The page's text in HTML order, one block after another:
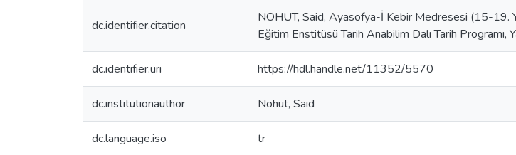
dc.identifier.citation
NOHUT, Said, Ayasofya-İ Kebir Medresesi (15-19.
Eğitim Enstitüsü Tarih Anabilim Dalı Tarih Programı,
dc.identifier.uri https://hdl.handle.net/11352/5570
dc.institutionauthor Nohut, Said
dc.language.iso tr